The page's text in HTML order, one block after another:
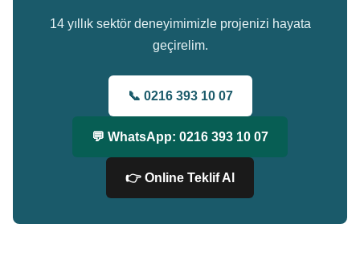
14 yıllık sektör deneyimimizle projenizi hayata
geçirelim.
📞 0216 393 10 07
💬 WhatsApp: 0216 393 10 07
👉 Online Teklif Al